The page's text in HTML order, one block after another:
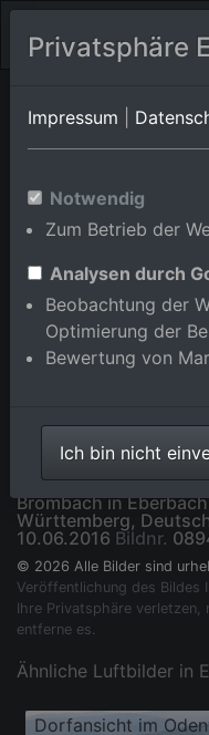
Orts-Album von
Im Shop bestellen
Dorfansicht im
Brombach in
Württemberg,
10.06.2016 Bildnr.
© 2026 Alle Bilder sind
Veröffentlichung des Bildes
Ihre Privatsphäre verletzen,
entferne es.
Ähnliche Luftbilder in
Dorfansicht im
Privatsphäre
Impressum
Notwendig
Zum Betrieb der
Analysen durch
Beobachtung der
Optimierung der
Bewertung von
Ich bin nicht